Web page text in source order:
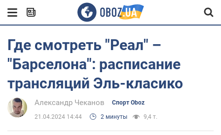
Где смотреть "Реал" –
"Барселона": расписание
трансляций Эль-класико
Александр Чеканов Спорт Oboz
21.04.2024 14:44 2 минуты 9,4 т.